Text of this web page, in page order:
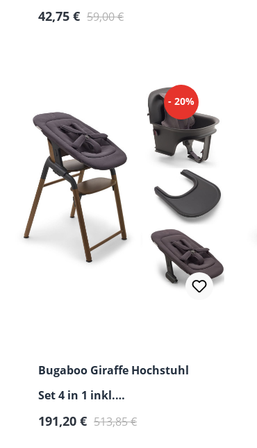
Verkaufspreis:
42,75 € Regulärer Preis:
59,00 €
- 20%
Bugaboo Giraffe Hochstuhl
Set 4 in 1 inkl.
Neugeborenenset, Babyset &
191,20 € 513,85 €